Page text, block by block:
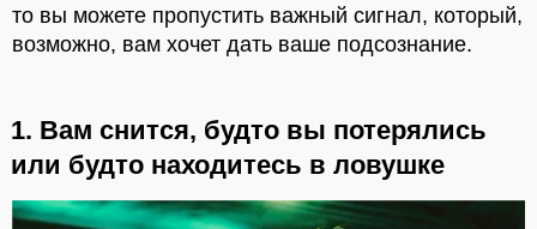
то вы можете пропустить важный сигнал, который,
возможно, вам хочет дать ваше подсознание.
1. Вам снится, будто вы потерялись
или будто находитесь в ловушке